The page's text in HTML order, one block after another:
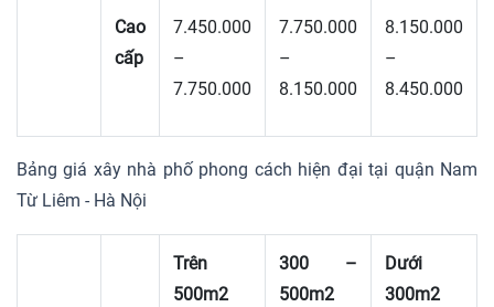
Cao
cấp
7.450.000
–
7.750.000
7.750.000
–
8.150.000
8.150.000
–
8.450.000
Bảng giá xây nhà phố phong cách hiện đại tại quận Nam
Từ Liêm - Hà Nội
Trên
500m2
300 –
500m2
Dưới
300m2